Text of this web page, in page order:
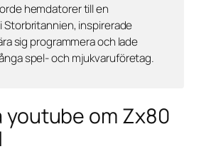
hemdatorer till en
Storbritannien, inspirerade
sig programmera och lade
spel- och mjukvaruföretag.
youtube om Zx80